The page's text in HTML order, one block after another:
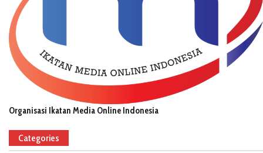
Organisasi Ikatan Media Online Indonesia
Categories